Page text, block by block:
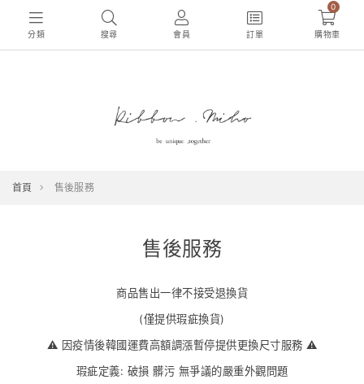
分類 搜尋 會員 訂單
0
購物車
首頁 售後服務
售後服務
商品售出一律不接受退換貨
(僅提供瑕疵換貨)
⚠️ 因疫情後韓國運費高額調漲暫停提供更換尺寸服務 ⚠️
瑕疵定義: 破損 髒污 無爭議的嚴重外觀問題